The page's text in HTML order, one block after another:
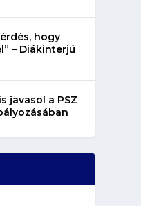
hogy
– Diákinterjú
javasol a PSZ